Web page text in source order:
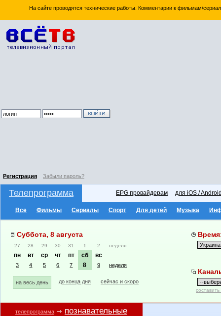
На сайте проводятся технические работы. Комментарии к фильмам/
Регистрация Забыли пароль?
Телепрограмма EPG провайдерам для iOS /
Все Фильмы Сериалы Спорт Для детей Музыка
Суббота, 8 августа
27 28 29 30 31 1 2 неделя
пн вт ср чт пт сб вс
3 4 5 6 7 8 9 неделя
на весь день до конца дня сейчас и скоро
телепрограмма познавательные